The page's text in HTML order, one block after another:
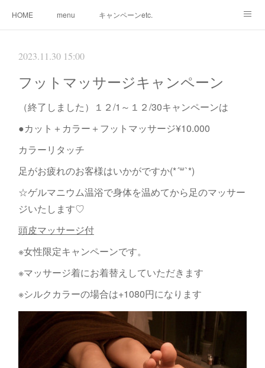
HOME menu キャンペーンetc.
2023.11.30 15:00
フットマッサージキャンペーン
（終了しました）１２/1～１２/30キャンペーンは
●カット＋カラー＋フットマッサージ¥10.000
カラーリタッチ
足がお疲れのお客様はいかがですか(*´꒳`*)
☆ゲルマニウム温浴で身体を温めてから足のマッサー
ジいたします♡
頭皮マッサージ付
※女性限定キャンペーンです。
※マッサージ着にお着替えしていただきます
※シルクカラーの場合は+1080円になります